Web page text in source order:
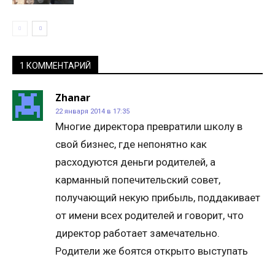
1 КОММЕНТАРИЙ
Zhanar
22 января 2014 в 17:35
Многие директора превратили школу в
свой бизнес, где непонятно как
расходуются деньги родителей, а
карманный попечительский совет,
получающий некую прибыль, поддакивает
от имени всех родителей и говорит, что
директор работает замечательно.
Родители же боятся открыто выступать